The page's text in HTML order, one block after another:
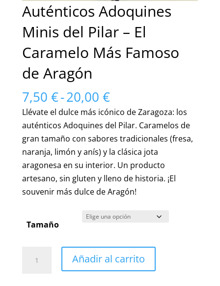
Auténticos Adoquines
Minis del Pilar – El
Caramelo Más Famoso
de Aragón
7,50 €-20,00 €Rango
de
precios:
desde
7,50 €
hasta
20,00 €
Llévate el dulce más icónico de Zaragoza: los
auténticos Adoquines del Pilar. Caramelos de
gran tamaño con sabores tradicionales (fresa,
naranja, limón y anís) y la clásica jota
aragonesa en su interior. Un producto
artesano, sin gluten y lleno de historia. ¡El
souvenir más dulce de Aragón!
Tamaño
Adoquines
Añadir al carrito